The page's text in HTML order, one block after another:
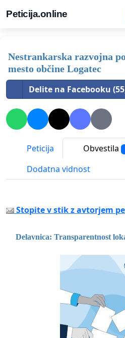
Peticija.online
Nestrankarska razvojna
mesto občine Logatec
Delite na Facebooku
Peticija Obvestila
Dodatna vidnost
Stopite v stik z avtorjem
Delavnica: Transparentnost